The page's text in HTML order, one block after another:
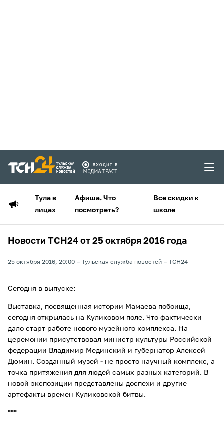
Тула в
лицах
Афиша. Что
посмотреть?
Все скидки к
школе
Новости ТСН24 от 25 октября 2016 года
25 октября 2016, 20:00 Тульская служба новостей ТСН24
Сегодня в выпуске:
Выставка, посвященная истории Мамаева побоища,
сегодня открылась на Куликовом поле. Что фактически
дало старт работе нового музейного комплекса. На
церемонии присутствовал министр культуры Российской
федерации Владимир Мединский и губернатор Алексей
Дюмин. Созданный музей - не просто научный комплекс, а
точка притяжения для людей самых разных категорий. В
новой экспозиции представлены доспехи и другие
артефакты времен Куликовской битвы.
***